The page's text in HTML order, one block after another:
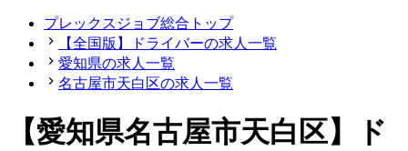
プレックスジョブ総合トップ
【全国版】ドライバーの求人一覧
愛知県の求人一覧
名古屋市天白区の求人一覧
【愛知県名古屋市天白区】ド